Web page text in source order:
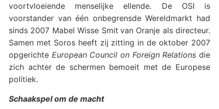
voortvloeiende menselijke ellende. De OSI is
voorstander van één onbegrensde Wereldmarkt had
sinds 2007 Mabel Wisse Smit van Oranje als directeur.
Samen met Soros heeft zij zitting in de oktober 2007
opgerichte European Council on Foreign Relationsdie
zich achter de schermen bemoeit met de Europese
politiek.
Schaakspel om de macht